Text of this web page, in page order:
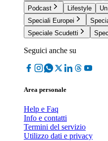
Podcast
Lifestyle
Speciali Europei
Speciale Scudetti
Seguici anche su
Area personale
Help e Faq
Info e contatti
Termini del servizio
Utilizzo dati e privacy